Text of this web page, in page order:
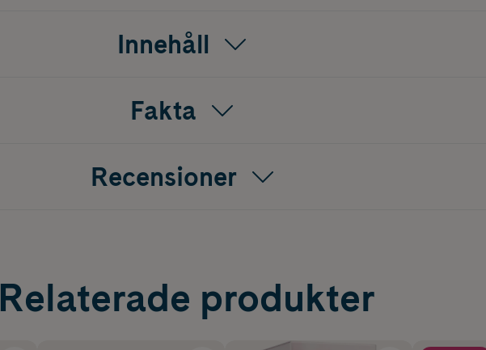
Innehåll
Fakta
Recensioner
Relaterade produkter